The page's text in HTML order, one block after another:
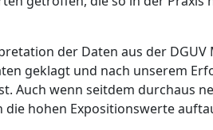
der Daten aus der
geklagt und nach unserem
Auch wenn seitdem durchaus
hohen Expositionswerte